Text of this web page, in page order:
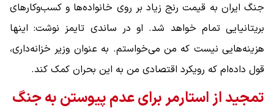
جنگ ایران به قیمت رنج زیاد بر روی خانواده‌ها و کسب‌وکارهای
بریتانیایی تمام خواهد شد. او در ساندی تایمز نوشت: اینها
هزینه‌هایی نیست که من می‌خواستم. به عنوان وزیر خزانه‌داری،
قول داده‌ام که رویکرد اقتصادی من به این بحران کمک کند.
تمجید از استارمر برای عدم پیوستن به جنگ